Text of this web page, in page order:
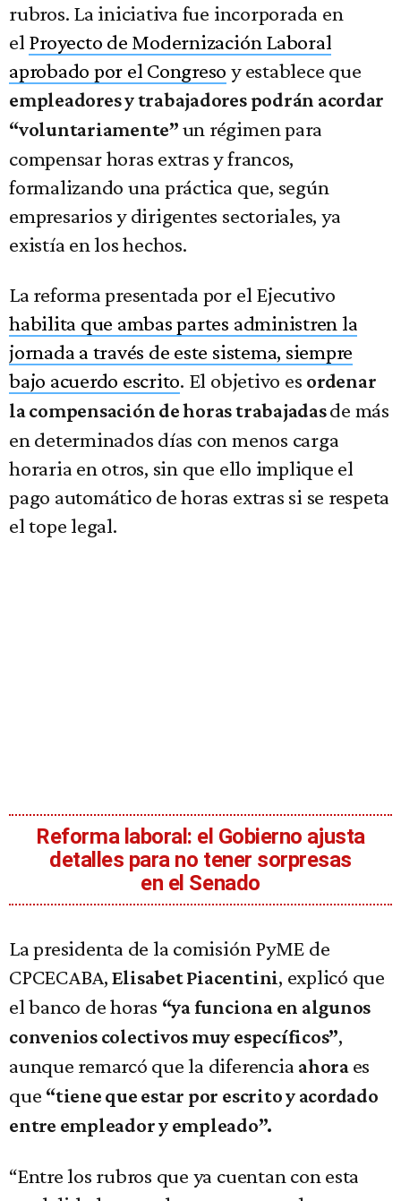
rubros. La iniciativa fue incorporada en
el Proyecto de Modernización Laboral
aprobado por el Congreso y establece que
empleadores y trabajadores podrán acordar
“voluntariamente” un régimen para
compensar horas extras y francos,
formalizando una práctica que, según
empresarios y dirigentes sectoriales, ya
existía en los hechos.
La reforma presentada por el Ejecutivo
habilita que ambas partes administren la
jornada a través de este sistema, siempre
bajo acuerdo escrito. El objetivo es ordenar
la compensación de horas trabajadasde más
en determinados días con menos carga
horaria en otros, sin que ello implique el
pago automático de horas extras si se respeta
el tope legal.
Reforma laboral: el Gobierno ajusta
detalles para no tener sorpresas
en el Senado
La presidenta de la comisión PyME de
CPCECABA, Elisabet Piacentini, explicó que
el banco de horas “ya funciona en algunos
convenios colectivos muy específicos”,
aunque remarcó que la diferencia ahora es
que “tiene que estar por escrito y acordado
entre empleador y empleado”.
“Entre los rubros que ya cuentan con esta